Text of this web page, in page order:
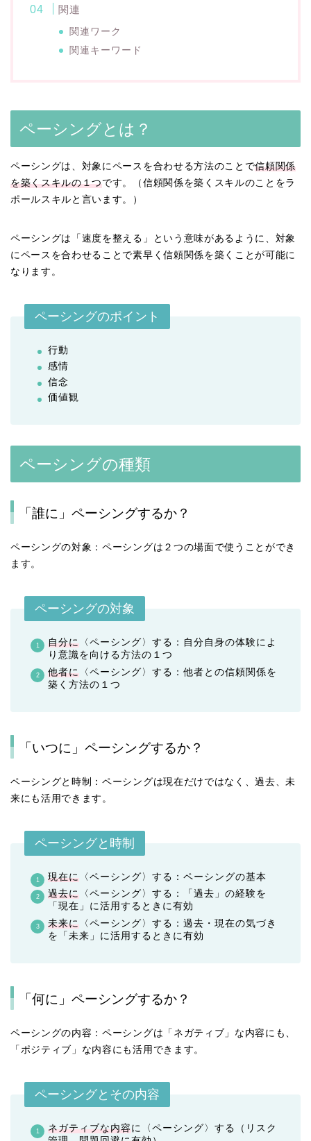
関連
関連ワーク
関連キーワード
ペーシングとは？
ペーシングは、対象にペースを合わせる方法のことで信頼関係
を築くスキルの１つです。（信頼関係を築くスキルのことをラ
ポールスキルと言います。）
ペーシングは「速度を整える」という意味があるように、対象
にペースを合わせることで素早く信頼関係を築くことが可能に
なります。
ペーシングのポイント
行動
感情
信念
価値観
ペーシングの種類
「誰に」ペーシングするか？
ペーシングの対象：ペーシングは２つの場面で使うことができ
ます。
ペーシングの対象
自分に
〈ペーシング〉する：自分自身の体験によ
り意識を向ける方法の１つ
他者に
〈ペーシング〉する：他者との信頼関係を
築く方法の１つ
「いつに」ペーシングするか？
ペーシングと時制：ペーシングは現在だけではなく、過去、未
来にも活用できます。
ペーシングと時制
現在に
〈ペーシング〉する：ペーシングの基本
過去に
〈ペーシング〉する：「過去」の経験を
「現在」に活用するときに有効
未来に
〈ペーシング〉する：過去・現在の気づき
を「未来」に活用するときに有効
「何に」ペーシングするか？
ペーシングの内容：ペーシングは「ネガティブ」な内容にも、
「ポジティブ」な内容にも活用できます。
ペーシングとその内容
ネガティブな内容に〈ペーシング〉する（リスク